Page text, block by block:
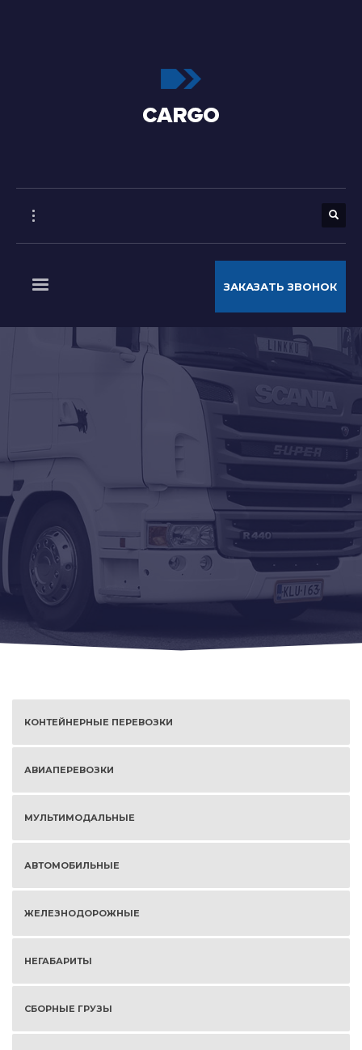
ЗАКАЗАТЬ ЗВОНОК
КОНТЕЙНЕРНЫЕ ПЕРЕВОЗКИ
АВИАПЕРЕВОЗКИ
МУЛЬТИМОДАЛЬНЫЕ
АВТОМОБИЛЬНЫЕ
ЖЕЛЕЗНОДОРОЖНЫЕ
НЕГАБАРИТЫ
СБОРНЫЕ ГРУЗЫ